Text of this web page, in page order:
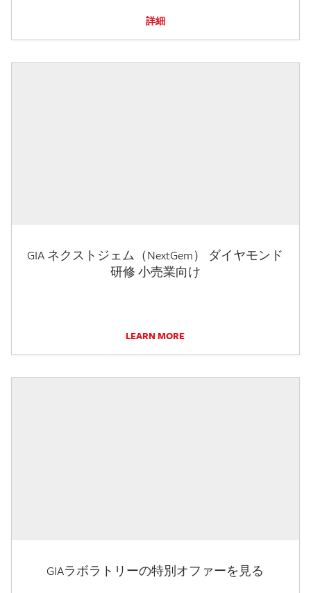
詳細
GIA ネクストジェム（NextGem） ダイヤモンド
研修 小売業向け
LEARN MORE
GIAラボラトリーの特別オファーを見る